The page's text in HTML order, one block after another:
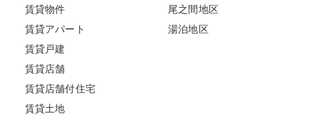
賃貸物件
賃貸アパート
賃貸戸建
賃貸店舗
賃貸店舗付住宅
賃貸土地
尾之間地区
湯泊地区